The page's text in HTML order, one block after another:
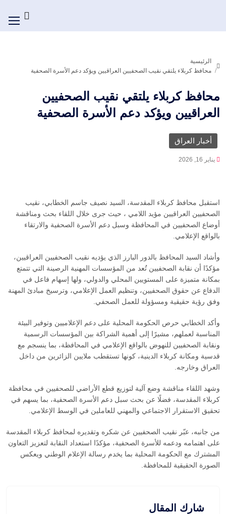
الرئيسية
محافظ كربلاء يلتقي نقيب الصحفيين العراقيين ويؤكد دعم الأسرة الصحفية
محافظ كربلاء يلتقي نقيب الصحفيين
العراقيين ويؤكد دعم الأسرة الصحفية
أخبار العراق
يناير 16, 2026
استقبل محافظ كربلاء المقدسة، السيد نصيف جاسم الخطابي، نقيب
الصحفيين العراقيين مؤيد اللامي ، حيث جرى خلال اللقاء بحث ومناقشة
أوضاع الصحفيين في المحافظة وسبل دعم الأسرة الصحفية والارتقاء
بالواقع الإعلامي.
وأشاد السيد المحافظ بالدور البارز الذي يؤديه نقيب الصحفيين العراقيين،
مؤكدًا أن نقابة الصحفيين تُعد من المؤسسات المهنية الرصينة التي تتمتع
بمكانة متميزة على المستويين المحلي والدولي، ولها إسهام فاعل في
الدفاع عن حقوق الصحفيين، وتنظيم العمل الإعلامي، وترسيخ مبادئ المهنة
وفق رؤية حقيقية ومسؤولة للعمل الصحفي.
وأكد الخطابي حرص الحكومة المحلية على دعم الإعلاميين وتوفير البيئة
المناسبة لعملهم، مشيرًا إلى أهمية الشراكة بين المؤسسات الرسمية
ونقابة الصحفيين للنهوض بالواقع الإعلامي في المحافظة، بما ينسجم مع
قدسية ومكانة كربلاء الدينية، كونها تستقطب ملايين الزائرين من داخل
العراق وخارجه.
وشهد اللقاء مناقشة وضع آلية لتوزيع قطع الأراضي للصحفيين في محافظة
كربلاء المقدسة، فضلًا عن بحث سبل دعم الأسرة الصحفية، بما يسهم في
تحقيق الاستقرار الاجتماعي والمهني للعاملين في الوسط الإعلامي.
من جانبه، عبّر نقيب الصحفيين عن شكره وتقديره لمحافظ كربلاء المقدسة
على اهتمامه ودعمه للأسرة الصحفية، مؤكدًا استعداد النقابة لتعزيز التعاون
المشترك مع الحكومة المحلية بما يخدم رسالة الإعلام الوطني ويعكس
الصورة الحقيقية للمحافظة.
شارك المقال